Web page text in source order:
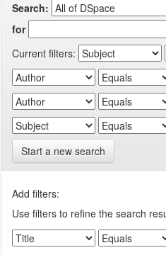
Search:
for
Current filters:
Start a new search
Add filters:
Use filters to refine the search